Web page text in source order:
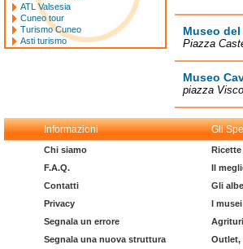
Museo
Piazza
Museo
piazza
ATL Valsesia
Cuneo tour
Turismo Cuneo
Asti turismo
Informazioni Gli
Chi siamo
F.A.Q.
Contatti
Privacy
Segnala un errore
Segnala una nuova struttura
Ricette
Il
Gli
I
Outlet,